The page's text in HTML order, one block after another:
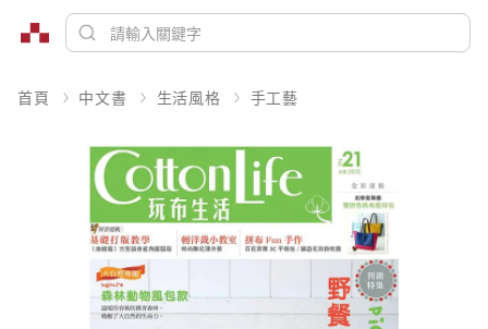
首頁 中文書 生活風格 手工藝